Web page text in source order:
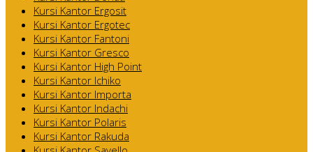
Kursi Kantor Ergosit
Kursi Kantor Ergotec
Kursi Kantor Fantoni
Kursi Kantor Gresco
Kursi Kantor High Point
Kursi Kantor Ichiko
Kursi Kantor Importa
Kursi Kantor Indachi
Kursi Kantor Polaris
Kursi Kantor Rakuda